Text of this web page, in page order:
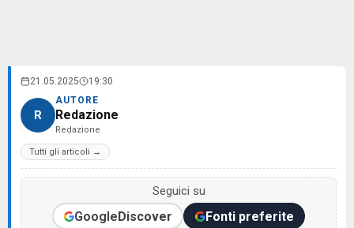
21.05.2025 19:30
R
AUTORE
Redazione
Redazione
Tutti gli articoli →
Seguici su
GoogleDiscover Fonti preferite